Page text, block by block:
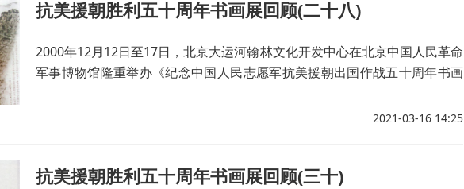
抗美援朝胜利五十周年书画展回顾(二十八)
2000年12月12日至17日，北京大运河翰林文化开发中心在北京中国人民革命
军事博物馆隆重举办《纪念中国人民志愿军抗美援朝出国作战五十周年书画
2021-03-16 14:25
抗美援朝胜利五十周年书画展回顾(三十)